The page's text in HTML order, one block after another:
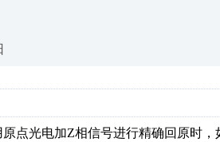
点光电加Z相信号进行精确回原时